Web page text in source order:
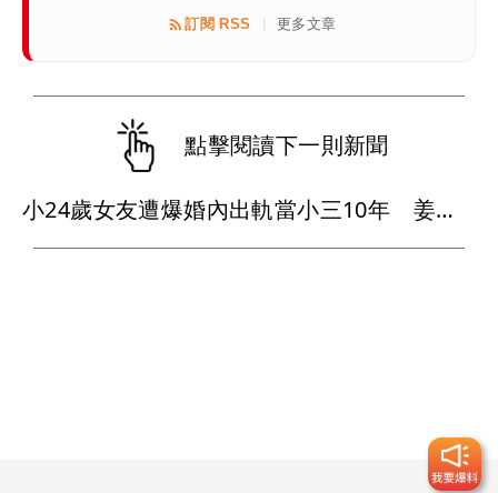
訂閱 RSS 更多文章
點擊閱讀下一則新聞
小24歲女友遭爆婚內出軌當小三10年 姜厚任懶理反嗆爆料者「頭腦有問題」